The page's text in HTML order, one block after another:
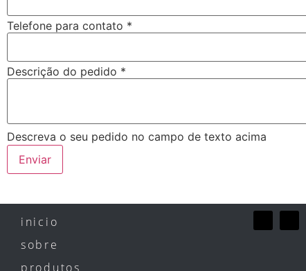
Telefone para contato *
Descrição do pedido *
Descreva o seu pedido no campo de texto acima
Enviar
inicio
sobre
produtos